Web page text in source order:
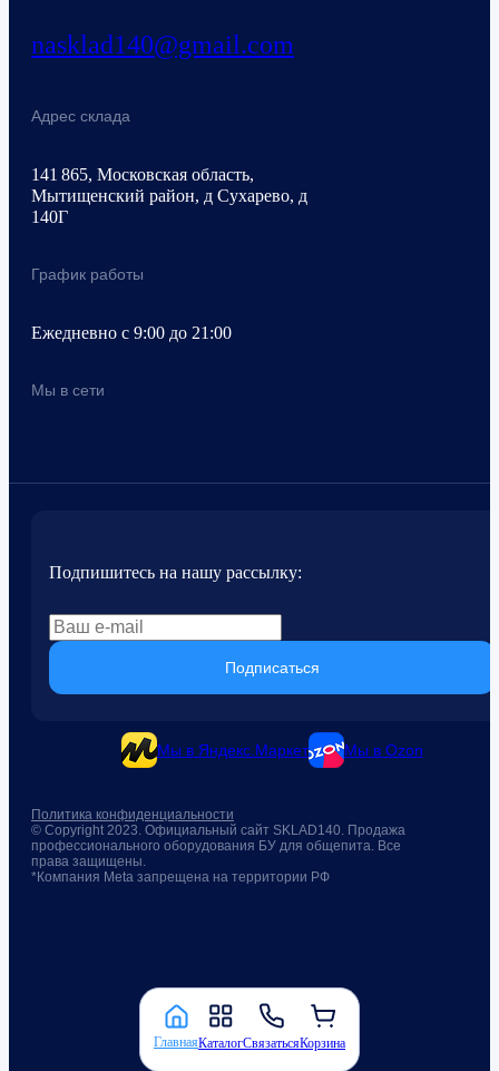
ГлавнаяКаталогСвязатьсяКорзина
nasklad140@gmail.com
Адрес склада
141 865, Московская область,
Мытищенский район, д Сухарево, д
140Г
График работы
Ежедневно с 9:00 до 21:00
Мы в сети
Подпишитесь на нашу рассылку:
Подписаться
Мы в Яндекс.Маркет Мы в Ozon
© Copyright 2023. Официальный сайт SKLAD140. Продажа
профессионального оборудования БУ для общепита. Все
права защищены.
*Компания Meta запрещена на территории РФ
Политика конфиденциальности